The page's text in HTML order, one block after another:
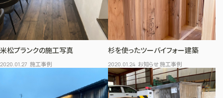
米松プランクの施工写真
2020.01.27 施工事例
杉を使ったツーバイフォー建築
2020.01.24 お知らせ 施工事例